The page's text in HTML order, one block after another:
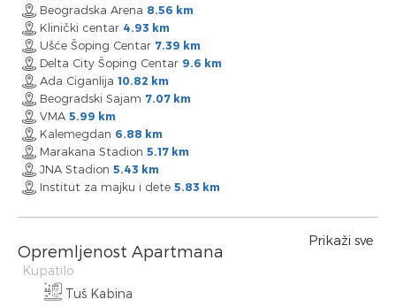
Beogradska Arena 8.56 km
Klinički centar 4.93 km
Ušće Šoping Centar 7.39 km
Delta City Šoping Centar 9.6 km
Ada Ciganlija 10.82 km
Beogradski Sajam 7.07 km
VMA 5.99 km
Kalemegdan 6.88 km
Marakana Stadion 5.17 km
JNA Stadion 5.43 km
Institut za majku i dete 5.83 km
Opremljenost Apartmana
Prikaži sve
Kupatilo
Tuš Kabina